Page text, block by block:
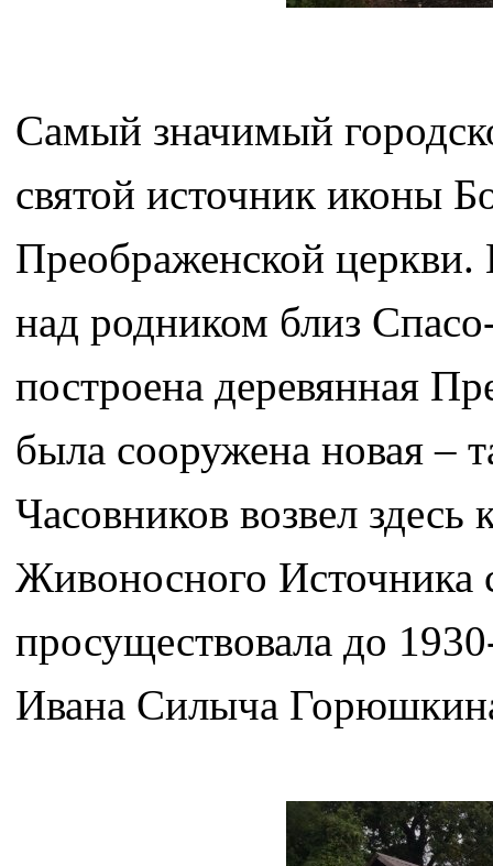
Самый значимый
святой источник иконы
Преображенской церкви.
над родником близ
построена деревянная
была сооружена новая –
Часовников возвел
Живоносного Источника
просуществовала до
Ивана Силыча